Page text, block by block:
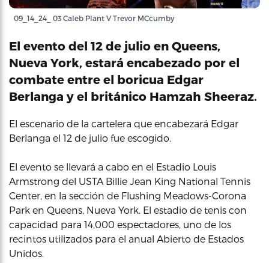
09_14_24_ 03 Caleb Plant V Trevor MCcumby
El evento del 12 de julio en Queens,
Nueva York, estará encabezado por el
combate entre el boricua Edgar
Berlanga y el británico Hamzah Sheeraz.
El escenario de la cartelera que encabezará Edgar
Berlanga el 12 de julio fue escogido.
El evento se llevará a cabo en el Estadio Louis
Armstrong del USTA Billie Jean King National Tennis
Center, en la sección de Flushing Meadows-Corona
Park en Queens, Nueva York. El estadio de tenis con
capacidad para 14,000 espectadores, uno de los
recintos utilizados para el anual Abierto de Estados
Unidos.